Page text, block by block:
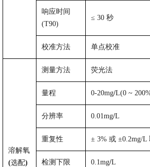
响应时间
(T90)
≤ 30 秒
校准方法 单点校准
溶解氧
(选配)
测量方法 荧光法
量程 0-20mg/L(0 ~
分辨率 0.01mg/L
重复性 ± 3% 或 ±0.2mg/L
检测下限 0.1mg/L